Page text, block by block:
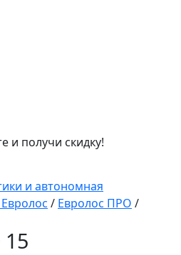
и получи скидку!
и автономная
/ Евролос ПРО /